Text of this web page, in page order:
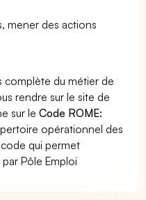
mener des actions
complète du métier de
rendre sur le site de
sur leCode ROME:
opérationnel des
qui permet
Pôle Emploi